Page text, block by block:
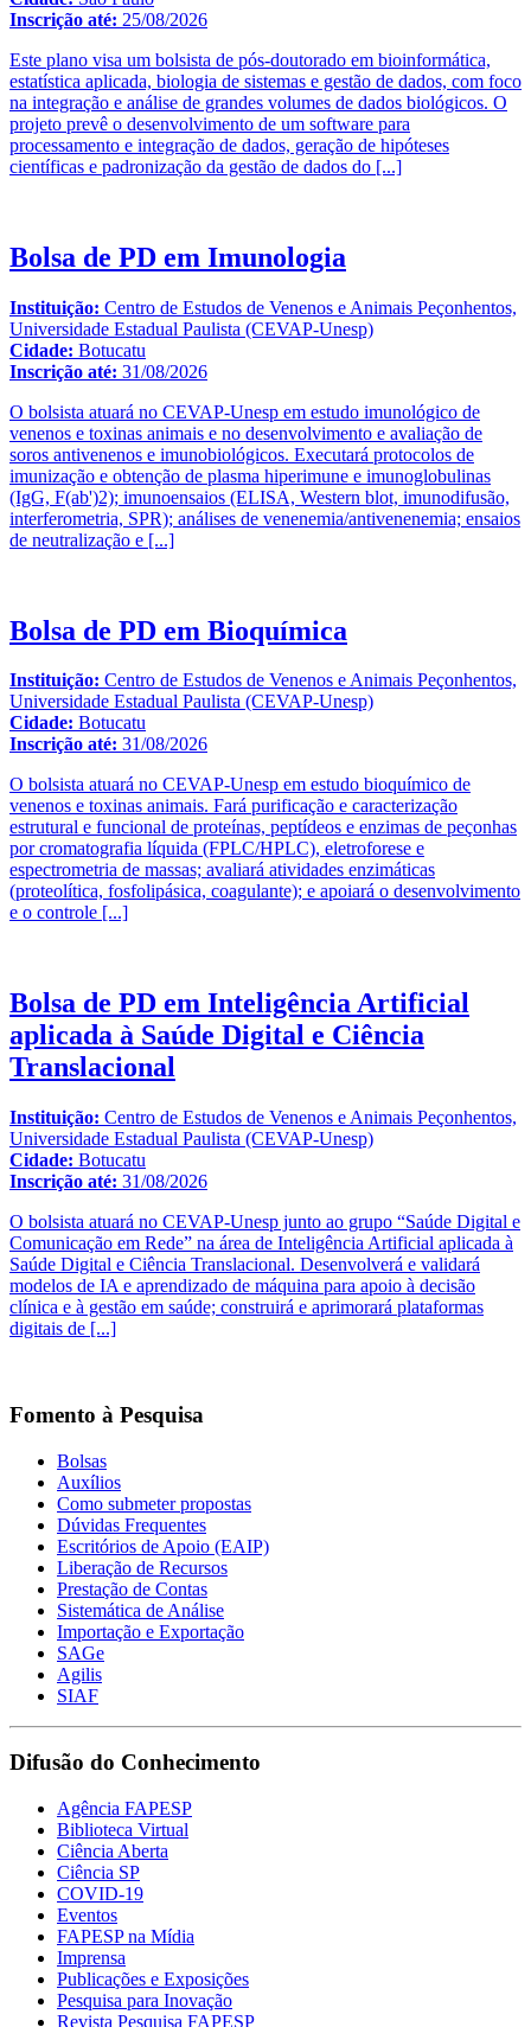
Inscrição até: 25/08/2026
Este plano visa um bolsista de pós-doutorado em bioinformática,
estatística aplicada, biologia de sistemas e gestão de dados, com foco
na integração e análise de grandes volumes de dados biológicos. O
projeto prevê o desenvolvimento de um software para
processamento e integração de dados, geração de hipóteses
científicas e padronização da gestão de dados do [...]
Bolsa de PD em Imunologia
Instituição: Centro de Estudos de Venenos e Animais Peçonhentos,
Universidade Estadual Paulista (CEVAP-Unesp)
Cidade: Botucatu
Inscrição até: 31/08/2026
O bolsista atuará no CEVAP-Unesp em estudo imunológico de
venenos e toxinas animais e no desenvolvimento e avaliação de
soros antivenenos e imunobiológicos. Executará protocolos de
imunização e obtenção de plasma hiperimune e imunoglobulinas
(IgG, F(ab')2); imunoensaios (ELISA, Western blot, imunodifusão,
interferometria, SPR); análises de venenemia/antivenenemia; ensaios
de neutralização e [...]
Bolsa de PD em Bioquímica
Instituição: Centro de Estudos de Venenos e Animais Peçonhentos,
Universidade Estadual Paulista (CEVAP-Unesp)
Cidade: Botucatu
Inscrição até: 31/08/2026
O bolsista atuará no CEVAP-Unesp em estudo bioquímico de
venenos e toxinas animais. Fará purificação e caracterização
estrutural e funcional de proteínas, peptídeos e enzimas de peçonhas
por cromatografia líquida (FPLC/HPLC), eletroforese e
espectrometria de massas; avaliará atividades enzimáticas
(proteolítica, fosfolipásica, coagulante); e apoiará o desenvolvimento
e o controle [...]
Bolsa de PD em Inteligência Artificial
aplicada à Saúde Digital e Ciência
Translacional
Instituição: Centro de Estudos de Venenos e Animais Peçonhentos,
Universidade Estadual Paulista (CEVAP-Unesp)
Cidade: Botucatu
Inscrição até: 31/08/2026
O bolsista atuará no CEVAP-Unesp junto ao grupo “Saúde Digital e
Comunicação em Rede” na área de Inteligência Artificial aplicada à
Saúde Digital e Ciência Translacional. Desenvolverá e validará
modelos de IA e aprendizado de máquina para apoio à decisão
clínica e à gestão em saúde; construirá e aprimorará plataformas
digitais de [...]
Fomento à Pesquisa
Bolsas
Auxílios
Como submeter propostas
Dúvidas Frequentes
Escritórios de Apoio (EAIP)
Liberação de Recursos
Prestação de Contas
Sistemática de Análise
Importação e Exportação
SAGe
Agilis
SIAF
Difusão do Conhecimento
Agência FAPESP
Biblioteca Virtual
Ciência Aberta
Ciência SP
COVID-19
Eventos
FAPESP na Mídia
Imprensa
Publicações e Exposições
Pesquisa para Inovação
Revista Pesquisa FAPESP